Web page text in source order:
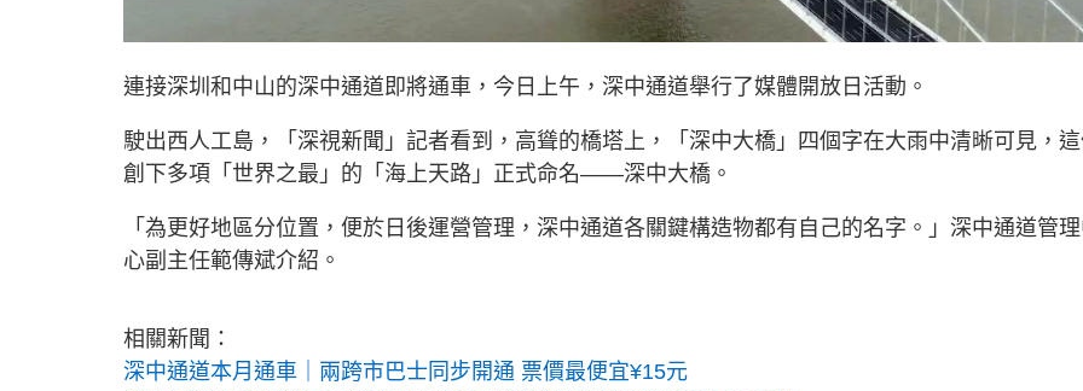
連接深圳和中山的深中通道即將通車，今日上午，深中通道舉行了媒體開放日活動。
駛出西人工島，「深視新聞」記者看到，高聳的橋塔上，「深中大橋」四個字在大雨中清晰可見，
創下多項「世界之最」的「海上天路」正式命名——深中大橋。
「為更好地區分位置，便於日後運營管理，深中通道各關鍵構造物都有自己的名字。」深中通道管
心副主任範傳斌介紹。
相關新聞：
深中通道本月通車｜兩跨市巴士同步開通 票價最便宜¥15元